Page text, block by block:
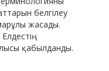
белгілеу
жасады.
қабылданды.